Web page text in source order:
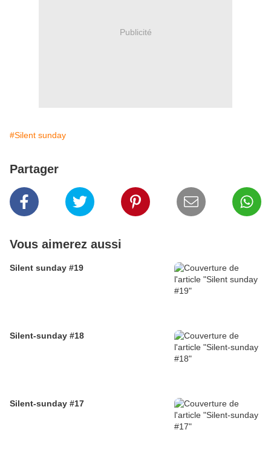
Publicité
#Silent sunday
Partager
Vous aimerez aussi
Silent sunday #19
Silent-sunday #18
Silent-sunday #17